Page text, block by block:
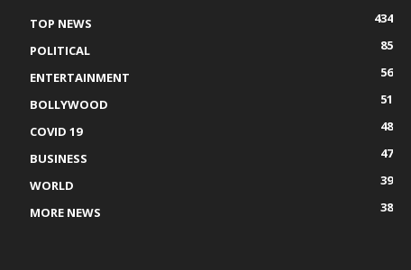
TOP NEWS
434
POLITICAL
85
ENTERTAINMENT
56
BOLLYWOOD
51
COVID 19
48
BUSINESS
47
WORLD
39
MORE NEWS
38